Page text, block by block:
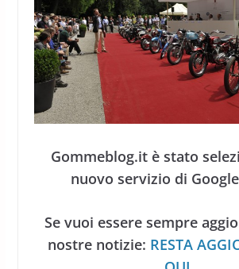
Gommeblog.it è stato
nuovo servizio di
Se vuoi essere sempre
nostre notizie: RESTA